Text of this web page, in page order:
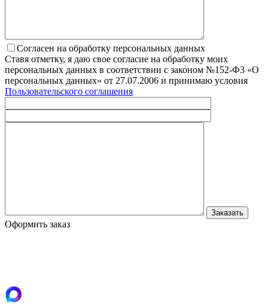
Согласен на обработку персональных данных
Ставя отметку, я даю свое согласие на обработку моих
персональных данных в соответствии с законом №152-Ф3 «О
персональных данных» от 27.07.2006 и принимаю условия
Пользовательского соглашения
Оформить заказ